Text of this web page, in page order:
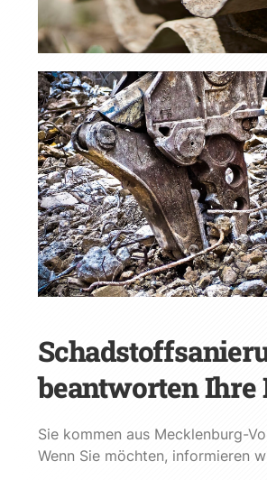
beantworten Ihre
Sie kommen aus Mecklenburg-
Wenn Sie möchten, informieren